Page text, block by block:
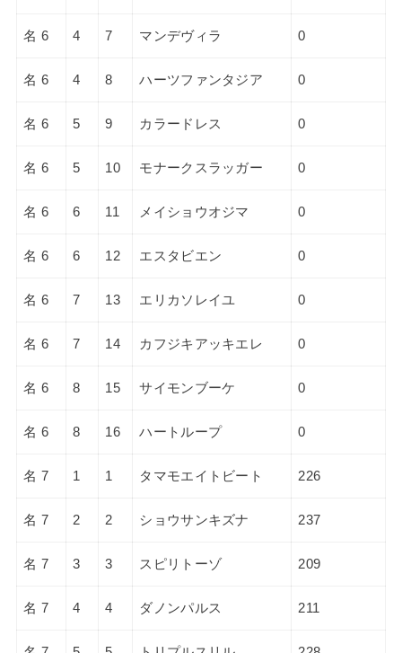
名 6 4 7 マンデヴィラ 0
名 6 4 8 ハーツファンタジア 0
名 6 5 9 カラードレス 0
名 6 5 10 モナークスラッガー 0
名 6 6 11 メイショウオジマ 0
名 6 6 12 エスタビエン 0
名 6 7 13 エリカソレイユ 0
名 6 7 14 カフジキアッキエレ 0
名 6 8 15 サイモンブーケ 0
名 6 8 16 ハートループ 0
名 7 1 1 タマモエイトビート 226
名 7 2 2 ショウサンキズナ 237
名 7 3 3 スピリトーゾ 209
名 7 4 4 ダノンパルス 211